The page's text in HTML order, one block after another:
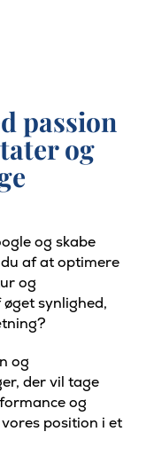
passion
og
og skabe
af at optimere
og
synlighed,
og
der vil tage
og
position i et